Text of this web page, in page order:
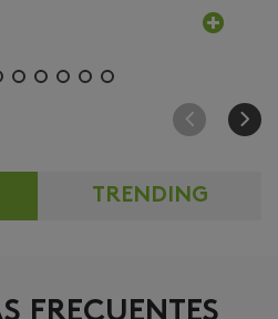
TRENDING